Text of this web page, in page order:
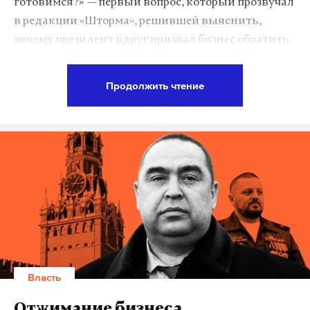
ноября редактору сообщила в письме
Генпрокуратура.
Макс Telegram
Дзен VK
готовимся?» — первый вопрос, который прозвучал
в редакции «Шторма», решившей выяснить,
почему президент вдруг призвал бизнес обратить
услуг в нужное время — одно из важнейших
условий обеспечения военной безопасности
государства. К этому должны быть готовы все
стратегические и просто крупные предприятия
независимо от форм собственности», — заявил
Владимир Путин на совещании с участием
представителей Министерства обороны, глав
других министерств и губернаторов.
До сих пор подобных призывов со стороны главы
Продолжить чтение
Власть